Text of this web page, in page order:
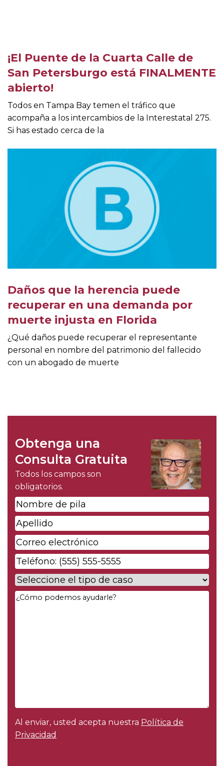
¡El Puente de la Cuarta Calle de
San Petersburgo está FINALMENTE
abierto!
Todos en Tampa Bay temen el tráfico que
acompaña a los intercambios de la Interestatal 275.
Si has estado cerca de la
Daños que la herencia puede
recuperar en una demanda por
muerte injusta en Florida
¿Qué daños puede recuperar el representante
personal en nombre del patrimonio del fallecido
con un abogado de muerte
Obtenga una
Consulta Gratuita
Todos los campos son
obligatorios.
Nombre
de
pila*
Apellido*
Correo
electrónico*
Phone*
Case
Type*
Your
Al enviar, usted acepta nuestra Política de
Privacidad